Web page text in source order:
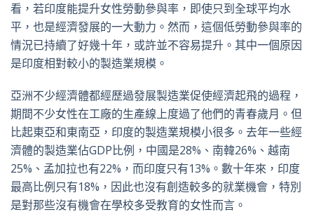
看，若印度能提升女性勞動參與率，即使只到全球平均水
平，也是經濟發展的一大動力。然而，這個低勞動參與率的
情況已持續了好幾十年，或許並不容易提升。其中一個原因
是印度相對較小的製造業規模。
亞洲不少經濟體都經歷過發展製造業促使經濟起飛的過程，
期間不少女性在工廠的生產線上度過了他們的青春歲月。但
比起東亞和東南亞，印度的製造業規模小很多。去年一些經
濟體的製造業佔GDP比例，中國是28%、南韓26%、越南
25%、孟加拉也有22%，而印度只有13%。數十年來，印度
最高比例只有18%，因此也沒有創造較多的就業機會，特別
是對那些沒有機會在學校多受教育的女性而言。